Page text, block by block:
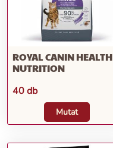
ROYAL CANIN HEALTH
NUTRITION
40 db
Mutat